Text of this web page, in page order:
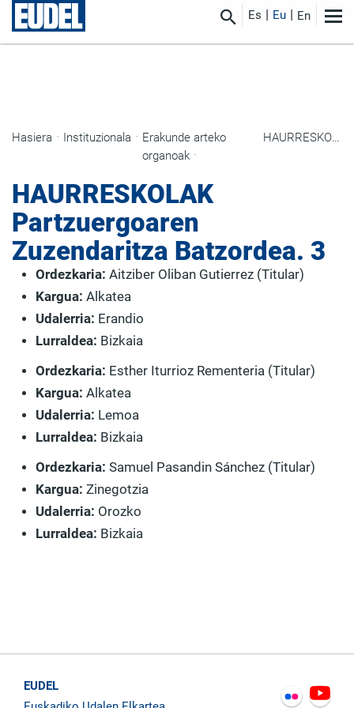
Es Eu En
Hasiera Instituzionala
Erakunde arteko
organoak
HAURRESKOLAK Partzuergoaren Zuzendaritza Batzordea. 3
HAURRESKOLAK
Partzuergoaren
Zuzendaritza Batzordea. 3
Ordezkaria: Aitziber Oliban Gutierrez (Titular)
Kargua: Alkatea
Udalerria: Erandio
Lurraldea: Bizkaia
Ordezkaria: Esther Iturrioz Rementeria (Titular)
Kargua: Alkatea
Udalerria: Lemoa
Lurraldea: Bizkaia
Ordezkaria: Samuel Pasandin Sánchez (Titular)
Kargua: Zinegotzia
Udalerria: Orozko
Lurraldea: Bizkaia
EUDEL